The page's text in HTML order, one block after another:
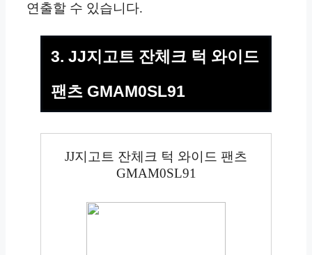
연출할 수 있습니다.
3. JJ지고트 잔체크 턱 와이드
팬츠 GMAM0SL91
JJ지고트 잔체크 턱 와이드 팬츠
GMAM0SL91